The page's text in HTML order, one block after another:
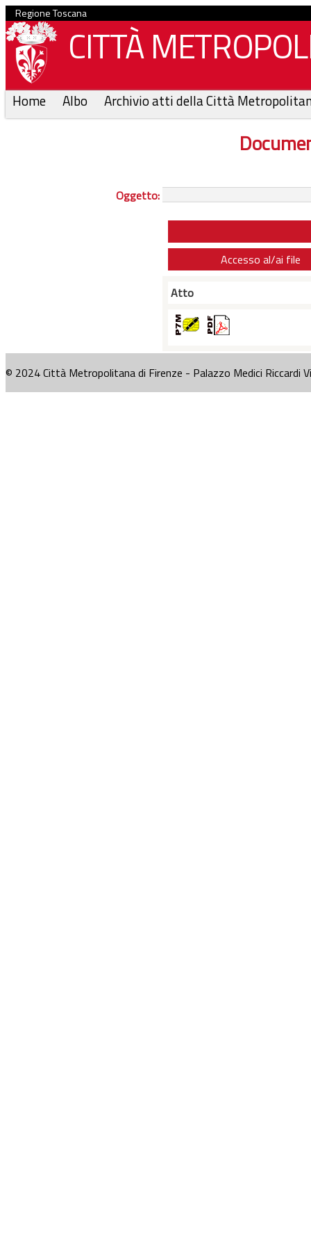
Regione Toscana
CITTÀ
Home Albo Archivio atti della Città
Oggetto:
Accesso al/ai file
Atto
© 2024 Città Metropolitana di Firenze - Palazzo Medici Riccardi